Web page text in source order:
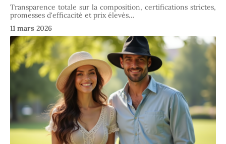
Transparence totale sur la composition, certifications strictes,
promesses d'efficacité et prix élevés…
11 mars 2026